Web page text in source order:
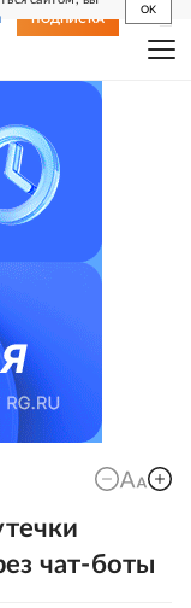
OK
ПОДПИСКА
чат-боты